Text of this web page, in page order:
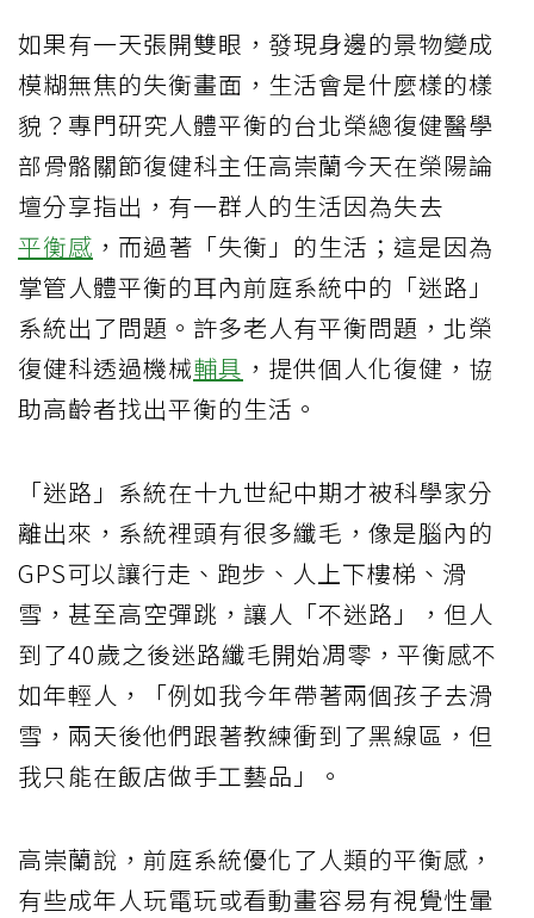
如果有一天張開雙眼，發現身邊的景物變成
模糊無焦的失衡畫面，生活會是什麼樣的樣
貌？專門研究人體平衡的台北榮總復健醫學
部骨骼關節復健科主任高崇蘭今天在榮陽論
壇分享指出，有一群人的生活因為失去
平衡感 ，而過著「失衡」的生活；這是因為
掌管人體平衡的耳內前庭系統中的「迷路」
系統出了問題。許多老人有平衡問題，北榮
復健科透過機械輔具 ，提供個人化復健，協
助高齡者找出平衡的生活。
「迷路」系統在十九世紀中期才被科學家分
離出來，系統裡頭有很多纖毛，像是腦內的
GPS可以讓行走、跑步、人上下樓梯、滑
雪，甚至高空彈跳，讓人「不迷路」，但人
到了40歲之後迷路纖毛開始凋零，平衡感不
如年輕人，「例如我今年帶著兩個孩子去滑
雪，兩天後他們跟著教練衝到了黑線區，但
我只能在飯店做手工藝品」。
高崇蘭說，前庭系統優化了人類的平衡感，
有些成年人玩電玩或看動畫容易有視覺性暈